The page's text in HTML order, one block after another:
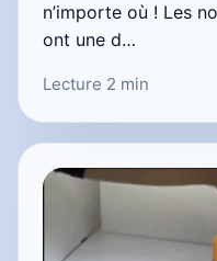
n’importe où ! Les
ont une d…
Lecture 2 min